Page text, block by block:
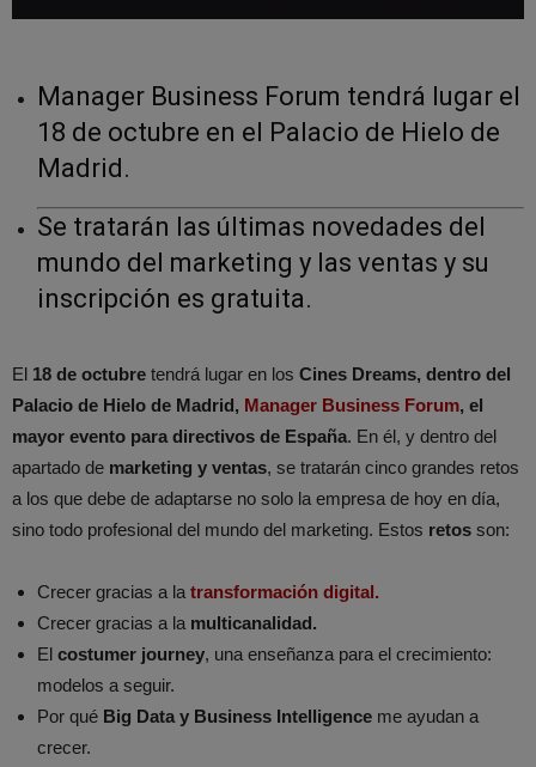
Manager Business Forum tendrá lugar el
18 de octubre en el Palacio de Hielo de
Madrid.
Se tratarán las últimas novedades del
mundo del marketing y las ventas y su
inscripción es gratuita.
El 18 de octubre tendrá lugar en los Cines Dreams, dentro del
Palacio de Hielo de Madrid, Manager Business Forum, el
mayor evento para directivos de España. En él, y dentro del
apartado de marketing y ventas, se tratarán cinco grandes retos
a los que debe de adaptarse no solo la empresa de hoy en día,
sino todo profesional del mundo del marketing. Estos retos son:
Crecer gracias a latransformación digital.
Crecer gracias a lamulticanalidad.
El costumer journey, una enseñanza para el crecimiento:
modelos a seguir.
Por qué Big Data y Business Intelligence me ayudan a
crecer.